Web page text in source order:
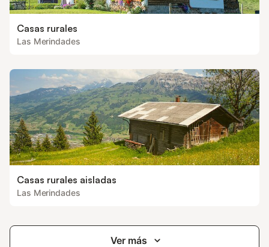
Casas rurales
Las Merindades
Casas rurales aisladas
Las Merindades
Ver más